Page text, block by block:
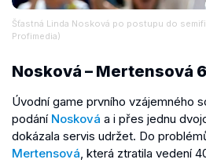
Šťastná Linda Nosková po postupu do
Profimedia)
Nosková – Mertensová
Úvodní game prvního vzájemného
podání Nosková a i přes jednu
dokázala servis udržet. Do
Mertensová, která ztratila vedení